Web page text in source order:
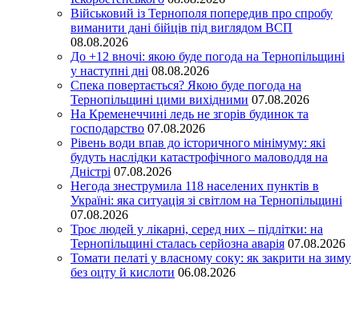
Військовий із Тернополя попередив про спробу
виманити дані бійців під виглядом ВСП
08.08.2026
До +12 вночі: якою буде погода на Тернопільщині
у наступні дні 08.08.2026
Спека повертається? Якою буде погода на
Тернопільщині цими вихідними 07.08.2026
На Кременеччині ледь не згорів будинок та
господарство 07.08.2026
Рівень води впав до історичного мінімуму: які
будуть наслідки катастрофічного маловоддя на
Дністрі 07.08.2026
Негода знеструмила 118 населених пунктів в
Україні: яка ситуація зі світлом на Тернопільщині
07.08.2026
Троє людей у лікарні, серед них – підлітки: на
Тернопільщині сталась серйозна аварія 07.08.2026
Томати пелаті у власному соку: як закрити на зиму
без оцту й кислоти 06.08.2026